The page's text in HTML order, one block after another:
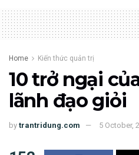
Home Kiến thức quản trị
10 trở ngại
lãnh đạo giỏi
by trantridung.com 5 October,